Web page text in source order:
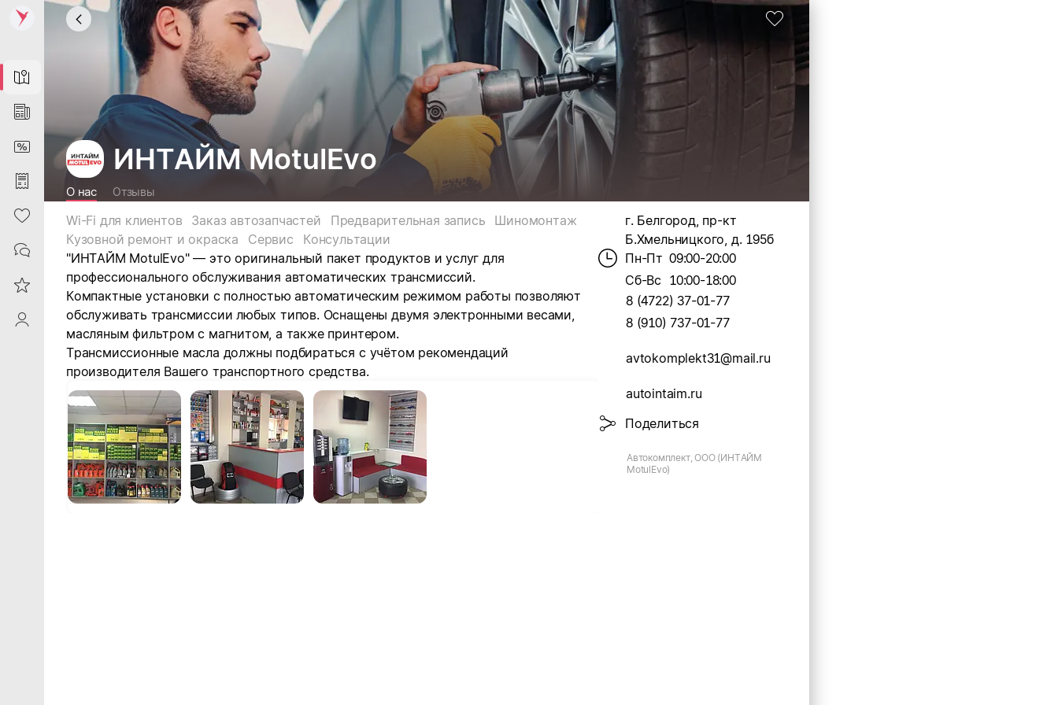
Map
News
DiscountCard
Purchases
Heart
Contacts
Reviews
ProfileSaby
ИНТАЙМ MotulEvo
О нас Отзывы
Wi-Fi для клиентов Заказ автозапчастей Предварительная запись
Шиномонтаж
Кузовной ремонт и окраска
Сервис
Консультации
"ИНТАЙМ MotulEvo" — это оригинальный пакет продуктов и услуг для
профессионального обслуживания автоматических трансмиссий.
Компактные установки с полностью автоматическим режимом работы позволяют
обслуживать трансмиссии любых типов. Оснащены двумя электронными весами,
масляным фильтром с магнитом, а также принтером.
Трансмиссионные масла должны подбираться с учётом рекомендаций
производителя Вашего транспортного средства.
г. Белгород, пр-кт
Б.Хмельницкого, д. 195б
Пн-Пт 09:00-20:00
Сб-Вс 10:00-18:00
8 (4722) 37-01-77
8 (910) 737-01-77
avtokomplekt31@mail.ru
autointaim.ru
Поделиться
Автокомплект, ООО (ИНТАЙМ
MotulEvo)